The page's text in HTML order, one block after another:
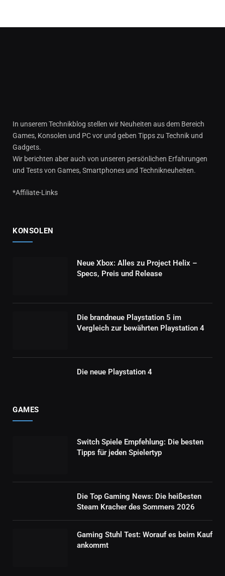
In unserem Technikblog stellen wir Neuheiten aus dem Bereich
Games, Konsolen und PC vor und geben Tipps zu Technik und
Gadgets.
Wir berichten aber auch von unseren persönlichen Erfahrungen
und Tests von Games, Smartphones und Technikneuheiten.
*Affiliate-Links
KONSOLEN
Neue Xbox: Alles zu Project Helix –
Specs, Preis und Release
Die brandneue Playstation 5 im
Vergleich zur bewährten Playstation 4
Die neue Playstation 4
GAMES
Switch Spiele Empfehlung: Die besten
Tipps für jeden Spielertyp
Die Top Gaming News: Die heißesten
Steam Kracher des Sommers 2026
Gaming Stuhl Test: Worauf es beim Kauf
ankommt